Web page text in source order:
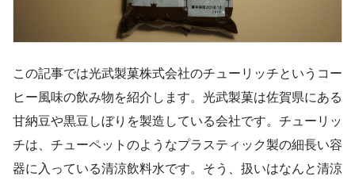
この記事では光武製菓株式会社のチューリッチというコー
ヒー風味の飲み物を紹介します。光武製菓は佐賀県にある
甘納豆や黒豆しぼりを製造している会社です。チューリッ
チは、チューペットのようなプラスティック製の細長い容
器に入っている清涼飲料水です。そう、扱いはなんと清涼